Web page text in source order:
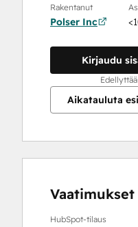
Rakentanut
Polser Inc
Kirjaudu
Aikatauluta
Vaatimukset
HubSpot-tilaus